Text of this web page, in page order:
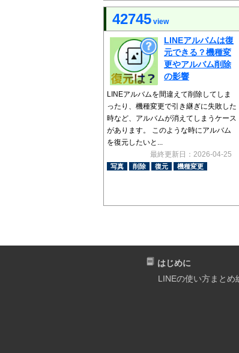
42745 view
LINEアルバムは復
元できる？機種変
更やアルバム削除
の影響
LINEアルバムを間違えて削除してしま
ったり、機種変更で引き継ぎに失敗した
時など、アルバムが消えてしまうケース
があります。 このような時にアルバム
を復元したいと...
最終更新日：2026-04-25
写真 削除 復元 機種変更
はじめに
LINEの使い方まとめ